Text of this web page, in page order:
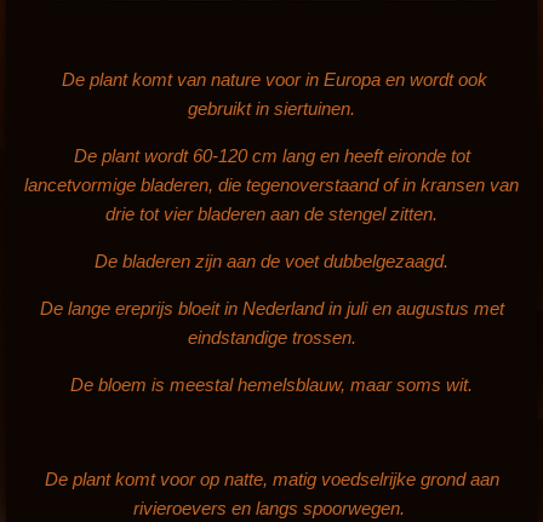
De plant komt van nature voor in Europa en wordt ook
gebruikt in siertuinen.
De plant wordt 60-120 cm lang en heeft eironde tot
lancetvormige bladeren, die tegenoverstaand of in kransen van
drie tot vier bladeren aan de stengel zitten.
De bladeren zijn aan de voet dubbelgezaagd.
De lange ereprijs bloeit in Nederland in juli en augustus met
eindstandige trossen.
De bloem is meestal hemelsblauw, maar soms wit.
De plant komt voor op natte, matig voedselrijke grond aan
rivieroevers en langs spoorwegen.